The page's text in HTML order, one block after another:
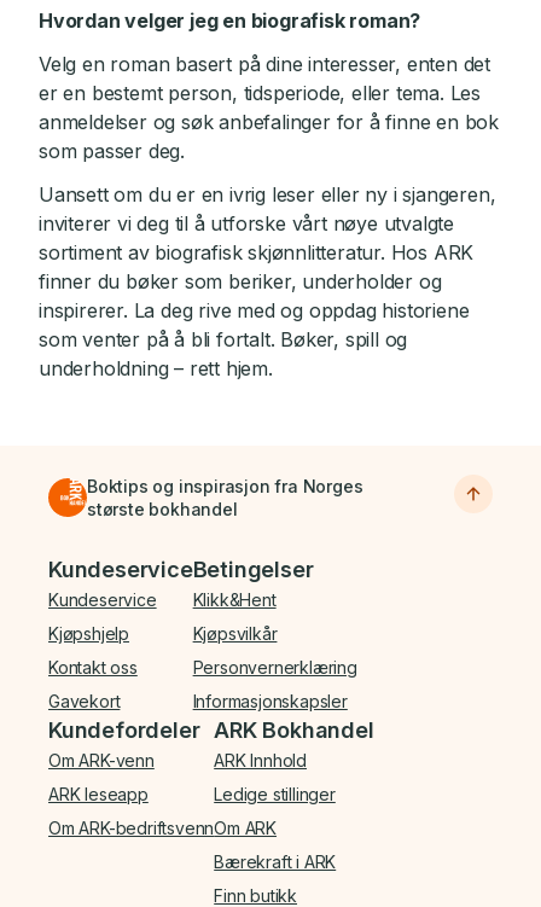
Hvordan velger jeg en biografisk roman?
Velg en roman basert på dine interesser, enten det
er en bestemt person, tidsperiode, eller tema. Les
anmeldelser og søk anbefalinger for å finne en bok
som passer deg.
Uansett om du er en ivrig leser eller ny i sjangeren,
inviterer vi deg til å utforske vårt nøye utvalgte
sortiment av biografisk skjønnlitteratur. Hos ARK
finner du bøker som beriker, underholder og
inspirerer. La deg rive med og oppdag historiene
som venter på å bli fortalt. Bøker, spill og
underholdning – rett hjem.
Boktips og inspirasjon fra Norges
største bokhandel
Bunnmeny
Kundeservice
Kundeservice
Kjøpshjelp
Kontakt oss
Gavekort
Betingelser
Klikk&Hent
Kjøpsvilkår
Personvernerklæring
Informasjonskapsler
Kundefordeler
Om ARK-venn
ARK leseapp
Om ARK-bedriftsvenn
ARK Bokhandel
ARK Innhold
Ledige stillinger
Om ARK
Bærekraft i ARK
Finn butikk